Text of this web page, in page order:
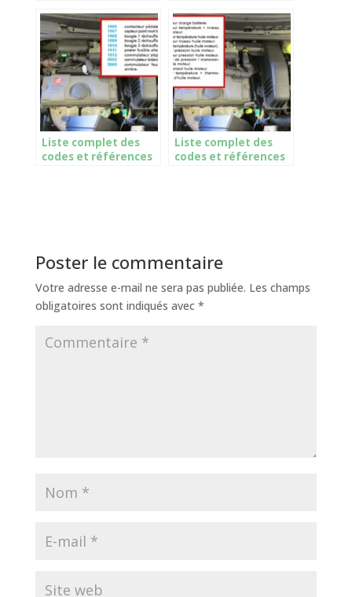
Liste complet des
codes et références
Liste complet des
codes et références
Poster le commentaire
Votre adresse e-mail ne sera pas publiée. Les champs
obligatoires sont indiqués avec *